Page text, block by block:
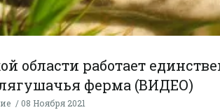
области работает
ферма (ВИДЕО)
08 Ноября 2021